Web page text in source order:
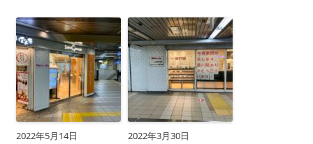
2022年5月14日
2022年3月30日